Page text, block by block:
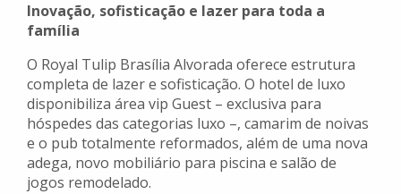
Inovação, sofisticação e lazer para toda a
família
O Royal Tulip Brasília Alvorada oferece estrutura
completa de lazer e sofisticação. O hotel de luxo
disponibiliza área vip Guest – exclusiva para
hóspedes das categorias luxo –, camarim de noivas
e o pub totalmente reformados, além de uma nova
adega, novo mobiliário para piscina e salão de
jogos remodelado.